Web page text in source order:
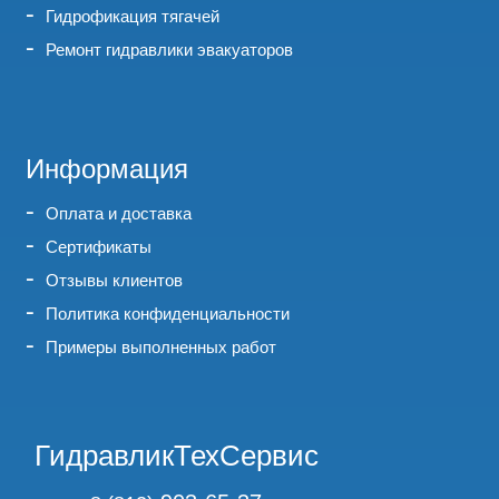
Гидрофикация тягачей
Ремонт гидравлики эвакуаторов
Информация
Оплата и доставка
Сертификаты
Отзывы клиентов
Политика конфиденциальности
Примеры выполненных работ
ГидравликТехСервис